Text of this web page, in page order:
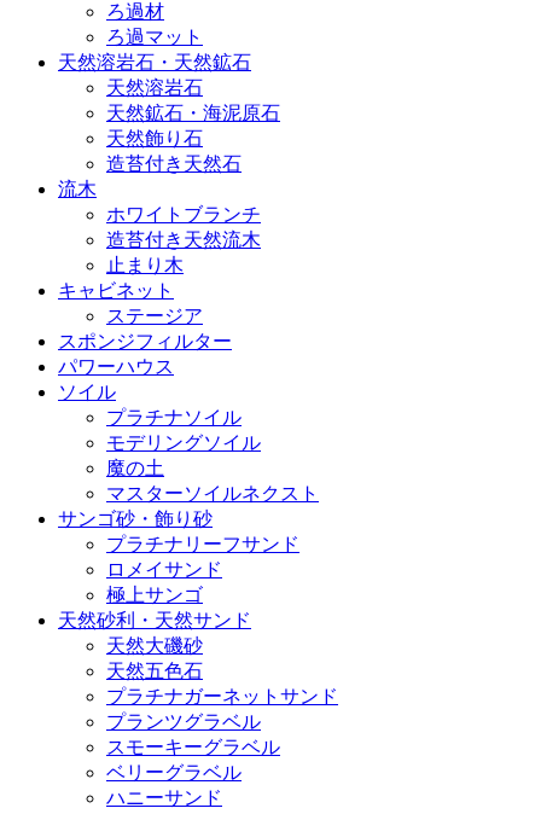
ろ過材
ろ過マット
天然溶岩石・天然鉱石
天然溶岩石
天然鉱石・海泥原石
天然飾り石
造苔付き天然石
流木
ホワイトブランチ
造苔付き天然流木
止まり木
キャビネット
ステージア
スポンジフィルター
パワーハウス
ソイル
プラチナソイル
モデリングソイル
魔の土
マスターソイルネクスト
サンゴ砂・飾り砂
プラチナリーフサンド
ロメイサンド
極上サンゴ
天然砂利・天然サンド
天然大磯砂
天然五色石
プラチナガーネットサンド
プランツグラベル
スモーキーグラベル
ベリーグラベル
ハニーサンド